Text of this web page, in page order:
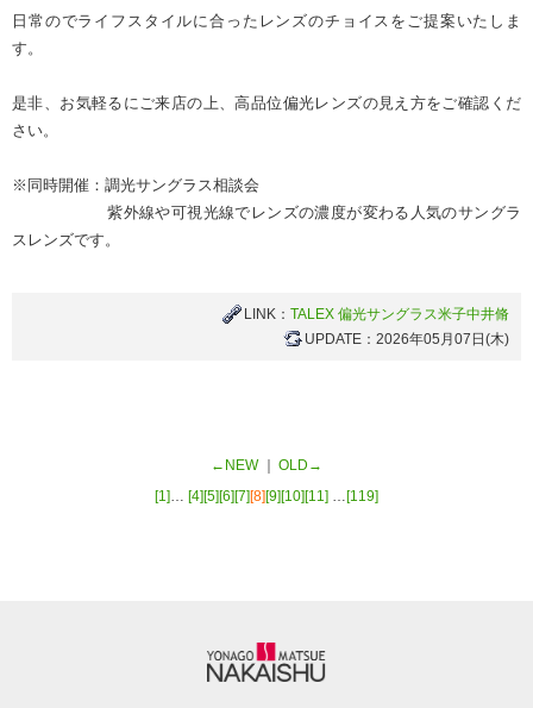
日常のでライフスタイルに合ったレンズのチョイスをご提案いたしま
す。
是非、お気軽るにご来店の上、高品位偏光レンズの見え方をご確認くだ
さい。
※同時開催：調光サングラス相談会
紫外線や可視光線でレンズの濃度が変わる人気のサングラ
スレンズです。
LINK：TALEX 偏光サングラス米子中井脩
UPDATE：2026年05月07日(木)
←NEW｜OLD→
[1]… [4][5][6][7][8][9][10][11] …[119]